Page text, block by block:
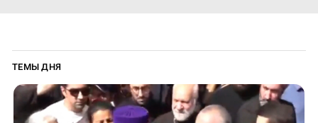
ТЕМЫ ДНЯ